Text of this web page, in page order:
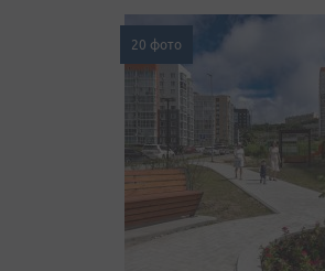
20 фото